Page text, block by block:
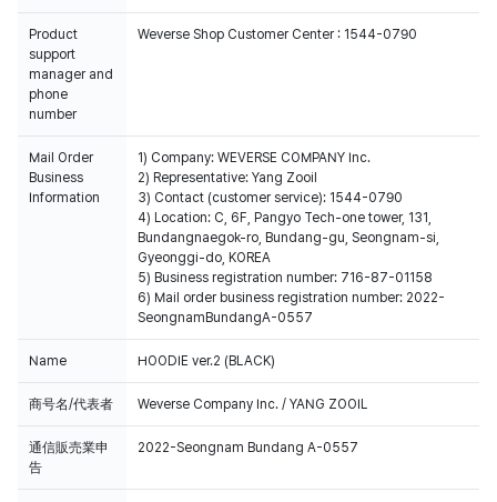
Product
support
manager and
phone
number
Weverse Shop Customer Center : 1544-0790
Mail Order
Business
Information
1) Company: WEVERSE COMPANY Inc.
2) Representative: Yang Zooil
3) Contact (customer service): 1544-0790
4) Location: C, 6F, Pangyo Tech-one tower, 131,
Bundangnaegok-ro, Bundang-gu, Seongnam-si,
Gyeonggi-do, KOREA
5) Business registration number: 716-87-01158
6) Mail order business registration number: 2022-
SeongnamBundangA-0557
Name HOODIE ver.2 (BLACK)
商号名/代表者 Weverse Company Inc. / YANG ZOOIL
通信販売業申
告
2022-Seongnam Bundang A-0557